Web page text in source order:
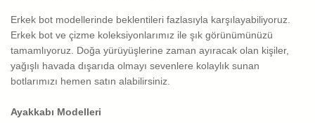
Erkek bot modellerinde beklentileri fazlasıyla karşılayabiliyoruz.
Erkek bot ve çizme koleksiyonlarımız ile şık görünümünüzü
tamamlıyoruz. Doğa yürüyüşlerine zaman ayıracak olan kişiler,
yağışlı havada dışarıda olmayı sevenlere kolaylık sunan
botlarımızı hemen satın alabilirsiniz.
Ayakkabı Modelleri